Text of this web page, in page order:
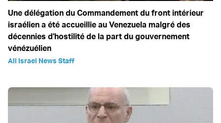
Une délégation du Commandement du front intérieur
israélien a été accueillie au Venezuela malgré des
décennies d'hostilité de la part du gouvernement
vénézuélien
All Israel News Staff